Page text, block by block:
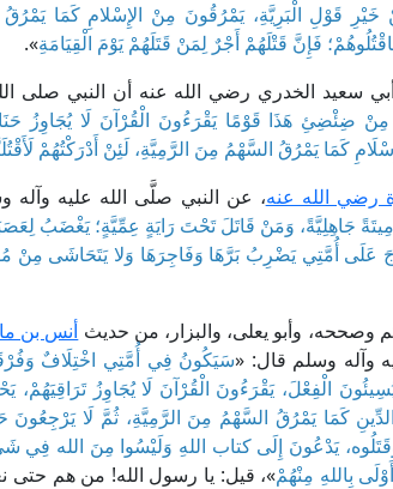
خَيْرِ قَوْلِ الْبَرِيَّةِ، يَمْرُقُونَ مِنْ الإِسْلامِ كَمَا
فَإِنَّ قَتْلَهُمْ أَجْرٌ لِمَنْ قَتَلَهُمْ يَوْمَ الْقِيَامَةِ».
سعيد الخدري رضي الله عنه أن النبي صلى
ضِئْضِئِ هَذَا قَوْمًا يَقْرَءُونَ الْقُرْآنَ لَا يُجَاوِزُ
كَمَا يَمْرُقُ السَّهْمُ مِنَ الرَّمِيَّةِ، لَئِنْ أَدْرَكْتُهُمْ
رضي الله عنه، عن النبي صلَّى الله عليه وآله
جَاهِلِيَّةً، وَمَنْ قَاتَلَ تَحْتَ رَايَةٍ عِمِّيَّةٍ؛ يَغْضَبُ
عَلَى أُمَّتِي يَضْرِبُ بَرَّهَا وَفَاجِرَهَا وَلا يَتَحَاشَى مِنْ
وصححه، وأبو يعلى، والبزار، من حديث أنس بن
وآله وسلم قال: «سَيَكُونُ فِي أُمَّتِي اخْتِلَافٌ
الْفِعْلَ، يَقْرَءُونَ الْقُرْآنَ لَا يُجَاوِزُ تَرَاقِيَهُمْ،
كَمَا يَمْرُقُ السَّهْمُ مِنَ الرَّمِيَّةِ، ثُمَّ لَا
يَدْعُونَ إِلَى كتاب اللهِ وَلَيْسُوا مِنَ الله
بِاللهِ مِنْهُمْ»، قيل: يا رسول الله! من هم حتى